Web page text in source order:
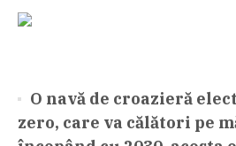
O navă de croazieră
zero, care va călători pe